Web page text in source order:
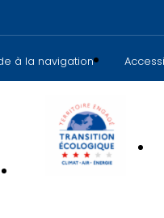
à la navigation